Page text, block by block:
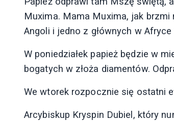
Muxima. Mama Muxima, jak
Angoli i jedno z głównych w
W poniedziałek papież będzie w
bogatych w złoża diamentów.
We wtorek rozpocznie się ostatni
Arcybiskup Kryspin Dubiel, który